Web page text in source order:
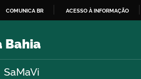
O
COMUNICA BR ACESSO À INFORMAÇÃO
Bahia
SaMaVi